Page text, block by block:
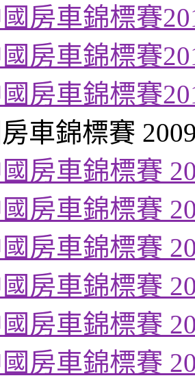
房車錦標賽
房車錦標賽
房車錦標賽
車錦標賽
房車錦標賽
房車錦標賽
房車錦標賽
房車錦標賽
房車錦標賽
房車錦標賽